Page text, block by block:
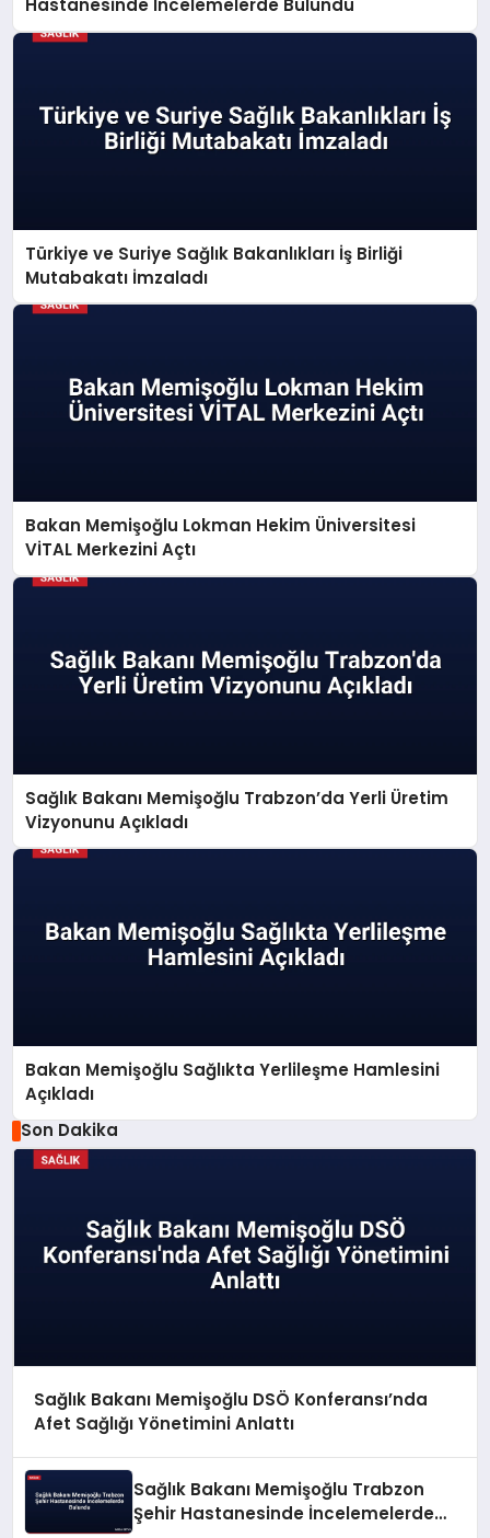
Hastanesinde İncelemelerde Bulundu
Türkiye ve Suriye Sağlık Bakanlıkları İş Birliği
Mutabakatı İmzaladı
Bakan Memişoğlu Lokman Hekim Üniversitesi
VİTAL Merkezini Açtı
Sağlık Bakanı Memişoğlu Trabzon’da Yerli Üretim
Vizyonunu Açıkladı
Bakan Memişoğlu Sağlıkta Yerlileşme Hamlesini
Açıkladı
Son Dakika
Sağlık Bakanı Memişoğlu DSÖ Konferansı’nda
Afet Sağlığı Yönetimini Anlattı
Sağlık Bakanı Memişoğlu Trabzon
Şehir Hastanesinde İncelemelerde